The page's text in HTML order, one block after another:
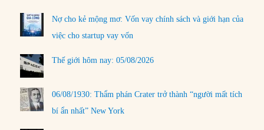
Nợ cho kẻ mộng mơ: Vốn vay chính sách và giới hạn của
việc cho startup vay vốn
Thế giới hôm nay: 05/08/2026
06/08/1930: Thẩm phán Crater trở thành “người mất tích
bí ẩn nhất” New York